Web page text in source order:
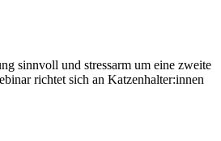
sinnvoll und stressarm um eine zweite
richtet sich an Katzenhalter:innen